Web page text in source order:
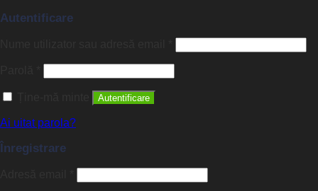
Autentificare
Autentificare
Ai uitat parola?
Înregistrare